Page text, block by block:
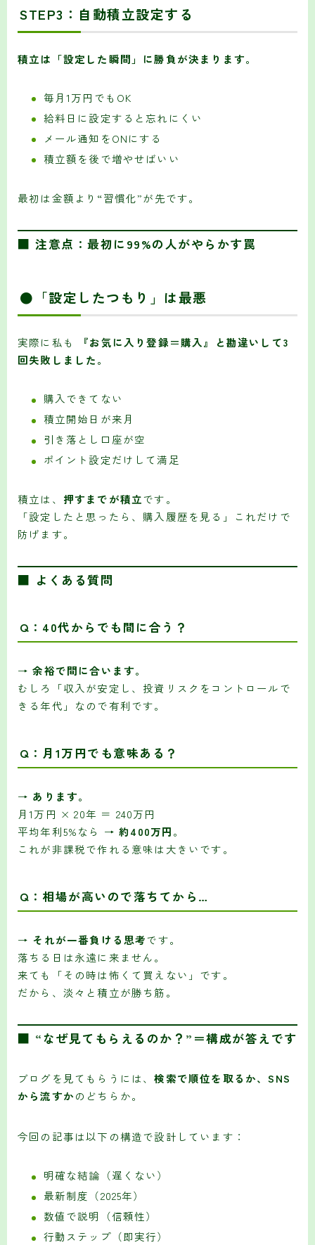
STEP3：自動積立設定する
積立は「設定した瞬間」に勝負が決まります。
毎月1万円でもOK
給料日に設定すると忘れにくい
メール通知をONにする
積立額を後で増やせばいい
最初は金額より“習慣化”が先です。
■ 注意点：最初に99%の人がやらかす罠
●「設定したつもり」は最悪
実際に私も
『お気に入り登録＝購入』と勘違いして3
回失敗しました。
購入できてない
積立開始日が来月
引き落とし口座が空
ポイント設定だけして満足
積立は、 押すまでが積立です。
「設定したと思ったら、購入履歴を見る」これだけで
防げます。
■ よくある質問
Q：40代からでも間に合う？
→余裕で間に合います。
むしろ「収入が安定し、投資リスクをコントロールで
きる年代」なので有利です。
Q：月1万円でも意味ある？
→ あります。
月1万円 × 20年 ＝ 240万円
平均年利5%なら →約400万円。
これが非課税で作れる意味は大きいです。
Q：相場が高いので落ちてから…
→ それが一番負ける思考です。
落ちる日は永遠に来ません。
来ても「その時は怖くて買えない」です。
だから、淡々と積立が勝ち筋。
■ “なぜ見てもらえるのか？”＝構成が答えです
ブログを見てもらうには、検索で順位を取るか、SNS
から流すかのどちらか。
今回の記事は以下の構造で設計しています：
明確な結論（遅くない）
最新制度（2025年）
数値で説明（信頼性）
行動ステップ（即実行）